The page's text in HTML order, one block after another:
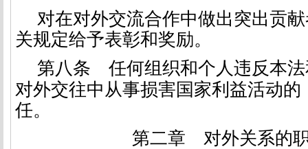
对在对外交流合作中做出突出贡
关规定给予表彰和奖励。
第八条 任何组织和个人违反本
对外交往中从事损害国家利益活动
任。
第二章 对外关系的